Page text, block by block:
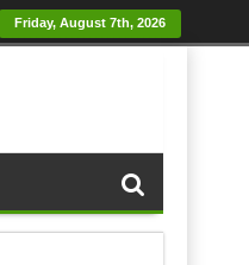
Friday, August 7th, 2026